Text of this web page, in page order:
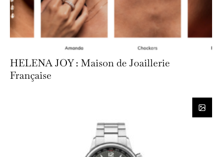
HELENA JOY : Maison de Joaillerie
Française